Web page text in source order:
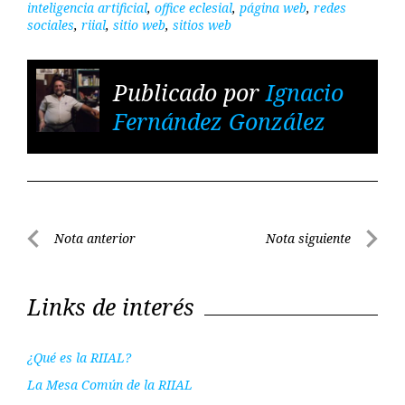
inteligencia artificial, office eclesial, página web, redes
sociales, riial, sitio web, sitios web
Publicado porIgnacio
Fernández González
Navegación
Nota anterior Nota siguiente
Links de interés
¿Qué es la RIIAL?
La Mesa Común de la RIIAL